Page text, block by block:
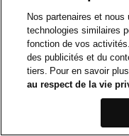
Nos partenaires et
technologies similaires
fonction de vos
des publicités et du
tiers. Pour en savoir
au respect de la vie